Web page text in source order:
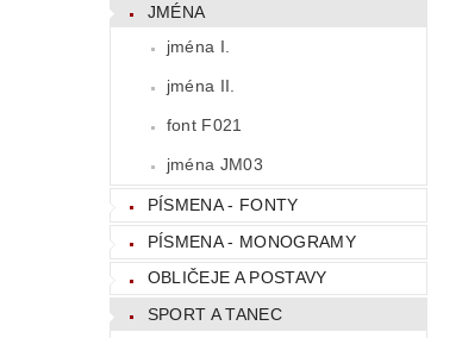
JMÉNA
jména I.
jména II.
font F021
jména JM03
PÍSMENA - FONTY
PÍSMENA - MONOGRAMY
OBLIČEJE A POSTAVY
SPORT A TANEC